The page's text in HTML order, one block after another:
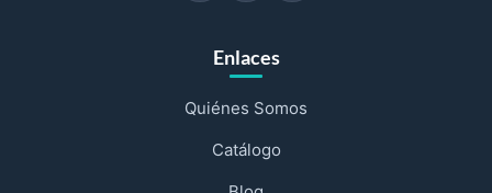
Enlaces
Quiénes Somos
Catálogo